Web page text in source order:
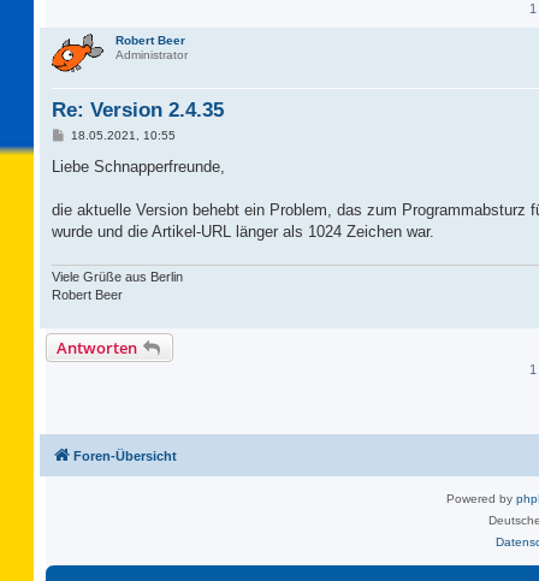
Robert Beer
Administrator
Re: Version 2.4.35
B
i
a
18.05.2021, 10:55
Liebe Schnapperfreunde,
die aktuelle Version behebt ein Problem, das zum
wurde und die Artikel-URL länger als 1024 Zeichen war.
Viele Grüße aus Berlin
Robert Beer
Antworten
Foren-Übersicht
Powered by